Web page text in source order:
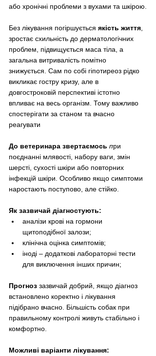
або хронічні проблеми з вухами та шкірою.
Без лікування погіршується якість життя
зростає схильність до дерматологічних
проблем, підвищується маса тіла, а
загальна витривалість помітно
знижується. Сам по собі гіпотиреоз рідко
викликає гостру кризу, але в
довгостроковій перспективі істотно
впливає на весь організм. Тому важливо
спостерігати за станом та вчасно
реагувати
До ветеринара звертаємось при
поєднанні млявості, набору ваги, змін
шерсті, сухості шкіри або повторних
інфекцій шкіри. Особливо якщо симптоми
наростають поступово, але стійко.
Як зазвичай діагностують:
аналізи крові на гормони
щитоподібної залози;
клінічна оцінка симптомів;
іноді – додаткові лабораторні тести
для виключення інших причин;
Прогноз зазвичай добрий, якщо діагноз
встановлено коректно і лікування
підібрано вчасно. Більшість собак при
правильному контролі живуть стабільно і
комфортно.
Можливі варіанти лікування: